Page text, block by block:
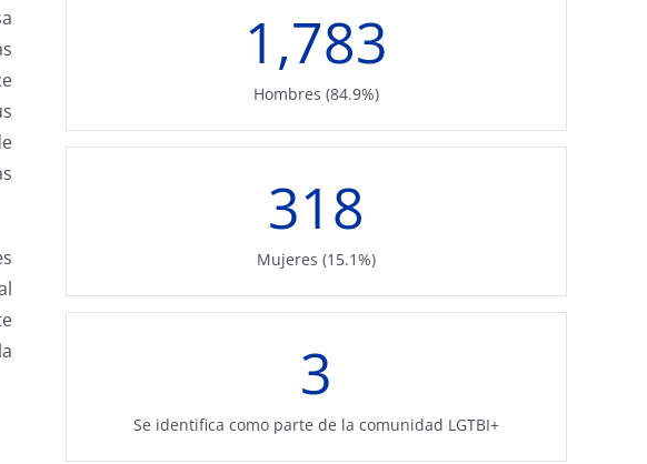
1,783
Hombres (84.9%)
318
Mujeres (15.1%)
3
Se identifica como parte de la comunidad LGTBI+